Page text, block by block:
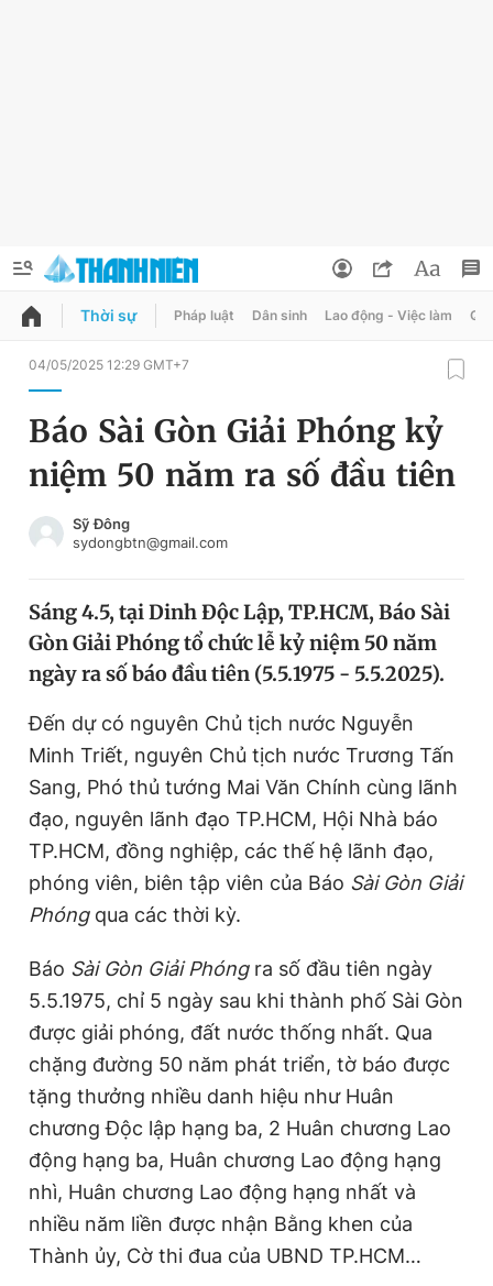
QUẢNG CÁO
Chuyên mục
Chuyên mục khác
Tin thị trường Tin 360
Sản phẩm khác
Tiện ích Bạn cần biết
Thông tin tòa soạn Liên hệ quảng cáo
Đọc Thanh Niên trên điện thoại
Theo dõi báo trên
Hotline Liên hệ quảng cáo
Đổi mật khẩu
Tin đã lưu
Tin đã xem
Đăng xuất
Thời sự Pháp luật Dân sinh Lao động - Việc làm
04/05/2025 12:29 GMT+7
Báo Sài Gòn Giải Phóng kỷ
niệm 50 năm ra số đầu tiên
Sỹ Đông
sydongbtn@gmail.com
Sáng 4.5, tại Dinh Độc Lập, TP.HCM, Báo Sài
Gòn Giải Phóng tổ chức lễ kỷ niệm 50 năm
ngày ra số báo đầu tiên (5.5.1975 - 5.5.2025).
Đến dự có nguyên Chủ tịch nước Nguyễn
Minh Triết, nguyên Chủ tịch nước Trương Tấn
Sang, Phó thủ tướng Mai Văn Chính cùng lãnh
đạo, nguyên lãnh đạo TP.HCM, Hội Nhà báo
TP.HCM, đồng nghiệp, các thế hệ lãnh đạo,
phóng viên, biên tập viên của Báo Sài Gòn Giải
Phóngqua các thời kỳ.
Báo Sài Gòn Giải Phóngra số đầu tiên ngày
5.5.1975, chỉ 5 ngày sau khi thành phố Sài Gòn
được giải phóng, đất nước thống nhất. Qua
chặng đường 50 năm phát triển, tờ báo được
tặng thưởng nhiều danh hiệu như Huân
chương Độc lập hạng ba, 2 Huân chương Lao
động hạng ba, Huân chương Lao động hạng
nhì, Huân chương Lao động hạng nhất và
nhiều năm liền được nhận Bằng khen của
Thành ủy, Cờ thi đua của UBND TP.HCM…